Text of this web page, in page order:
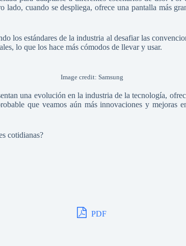
cuando se despliega, ofrece una pantalla más
los estándares de la industria al desafiar las
lo que los hace más cómodos de llevar y usar.
Image credit: Samsung
una evolución en la industria de la tecnología,
que veamos aún más innovaciones y
cotidianas?
PDF